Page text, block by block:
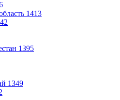
1413
1395
1349